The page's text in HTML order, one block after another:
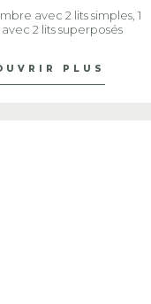
avec 2 lits simples, 1
2 lits superposés
PLUS